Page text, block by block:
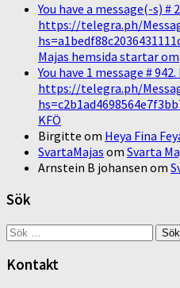
You have a message(-s) #
https://telegra.ph/
Majas hemsida startar om
You have 1 message # 942.
https://telegra.ph/
KFÖ
Birgitte om Heya Fina
SvartaMajas om Svarta
Arnstein B johansen om
Sök
Sök
efter:
Kontakt